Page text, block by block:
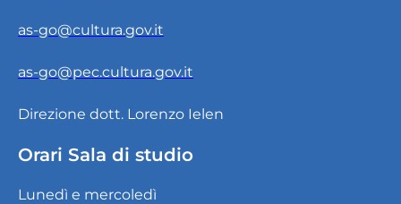
as-go@cultura.gov.it
as-go@pec.cultura.gov.it
Direzione dott. Lorenzo Ielen
Orari Sala di studio
Lunedì e mercoledì